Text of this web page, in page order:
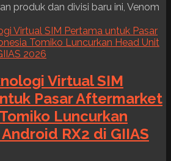
produk dan divisi baru ini, Venom
Virtual SIM
Pasar Aftermarket
Luncurkan
RX2 di GIIAS